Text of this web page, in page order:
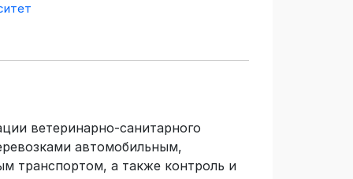
ветеринарно-санитарного
автомобильным,
транспортом, а также контроль и